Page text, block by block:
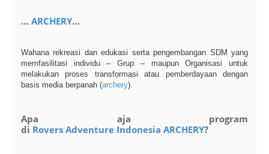
… ARCHERY…
Wahana rekreasi dan edukasi serta pengembangan SDM yang
memfasilitasi individu – Grup – maupun Organisasi untuk
melakukan proses transformasi atau pemberdayaan dengan
basis media berpanah (archery).
Apa aja program
di Rovers Adventure Indonesia ARCHERY?